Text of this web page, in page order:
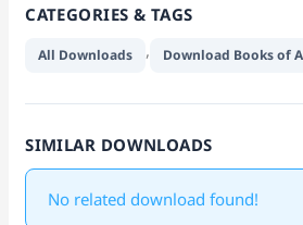
CATEGORIES & TAGS
All Downloads , Download Books of
SIMILAR DOWNLOADS
No related download found!